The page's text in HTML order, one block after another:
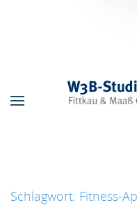
Schlagwort: Fitness-